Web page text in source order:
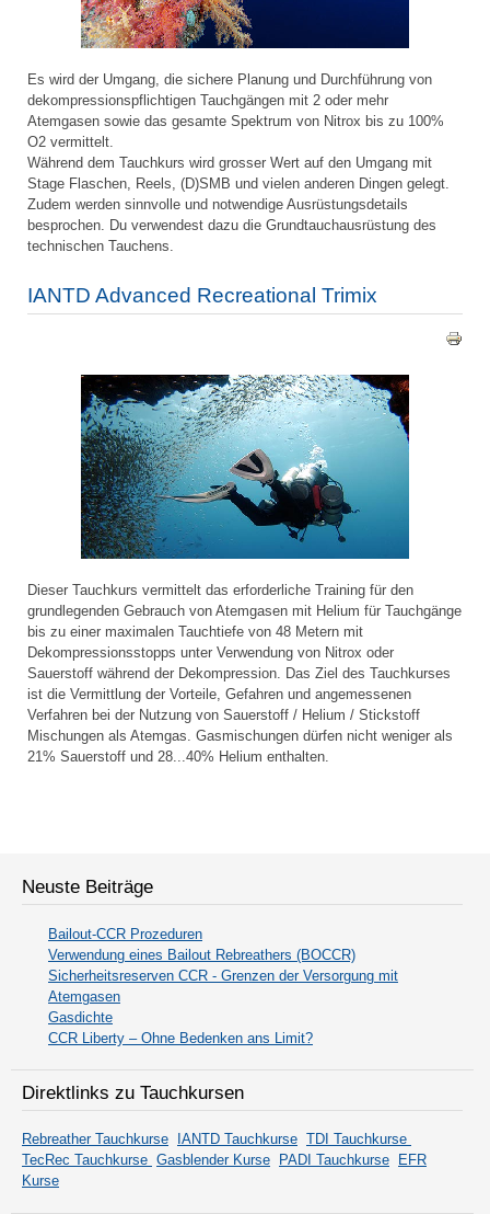
Es wird der Umgang, die sichere Planung und Durchführung von
dekompressionspflichtigen Tauchgängen mit 2 oder mehr
Atemgasen sowie das gesamte Spektrum von Nitrox bis zu 100%
O2 vermittelt.
Während dem Tauchkurs wird grosser Wert auf den Umgang mit
Stage Flaschen, Reels, (D)SMB und vielen anderen Dingen gelegt.
Zudem werden sinnvolle und notwendige Ausrüstungsdetails
besprochen. Du verwendest dazu die Grundtauchausrüstung des
technischen Tauchens.
IANTD Advanced Recreational Trimix
Dieser Tauchkurs vermittelt das erforderliche Training für den
grundlegenden Gebrauch von Atemgasen mit Helium für Tauchgänge
bis zu einer maximalen Tauchtiefe von 48 Metern mit
Dekompressionsstopps unter Verwendung von Nitrox oder
Sauerstoff während der Dekompression. Das Ziel des Tauchkurses
ist die Vermittlung der Vorteile, Gefahren und angemessenen
Verfahren bei der Nutzung von Sauerstoff / Helium / Stickstoff
Mischungen als Atemgas. Gasmischungen dürfen nicht weniger als
21% Sauerstoff und 28...40% Helium enthalten.
Neuste Beiträge
Bailout-CCR Prozeduren
Verwendung eines Bailout Rebreathers (BOCCR)
Sicherheitsreserven CCR - Grenzen der Versorgung mit
Atemgasen
Gasdichte
CCR Liberty – Ohne Bedenken ans Limit?
Direktlinks zu Tauchkursen
Rebreather Tauchkurse IANTD Tauchkurse TDI Tauchkurse
TecRec Tauchkurse Gasblender Kurse PADI Tauchkurse
EFR
Kurse